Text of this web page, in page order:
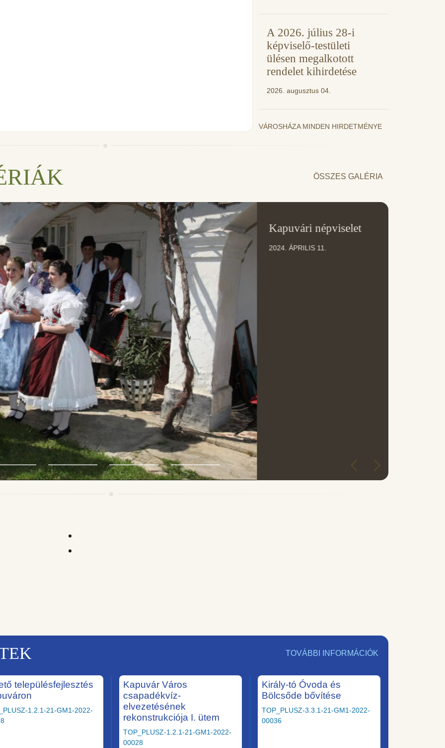
A 2026. július 28-i
képviselő-testületi
ülésen megalkotott
rendelet kihirdetése
2026. augusztus 04.
VÁROSHÁZA MINDEN HIRDETMÉNYE
ÖSSZES GALÉRIA
Kapuvári népviselet
2024. ÁPRILIS 11.
TOVÁBBI INFORMÁCIÓK
településfejlesztés
1.2.1-21-GM1-2022-
Kapuvár Város
csapadékvíz-
elvezetésének
rekonstrukciója I. ütem
TOP_PLUSZ-1.2.1-21-GM1-2022-
00028
Király-tó Óvoda és
Bölcsőde bővítése
TOP_PLUSZ-3.3.1-21-GM1-2022-
00036